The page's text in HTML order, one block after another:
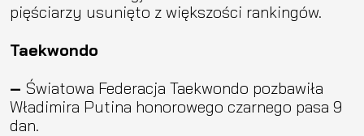
pięściarzy usunięto z większości rankingów.
Taekwondo
– Światowa Federacja Taekwondo pozbawiła
Władimira Putina honorowego czarnego pasa 9
dan.